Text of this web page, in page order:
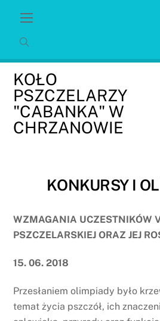
content
Menu
KOŁO
PSZCZELARZY
"CABANKA" W
CHRZANOWIE
KONKURSY I
WZMAGANIA UCZESTNIKÓW
PSZCZELARSKIEJ ORAZ JEJ
15. 06. 2018
Przesłaniem olimpiady było
temat życia pszczół, ich